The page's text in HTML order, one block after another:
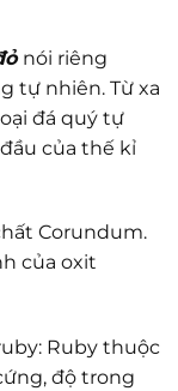
ỏ nói riêng
tự nhiên. Từ xa
đá quý tự
của thế kỉ
Corundum.
của oxit
Ruby thuộc
độ trong